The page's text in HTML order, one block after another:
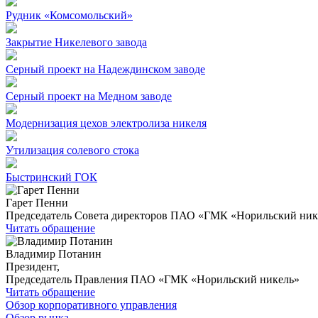
Рудник «Комсомольский»
Закрытие Никелевого завода
Серный проект на Надеждинском заводе
Серный проект на Медном заводе
Модернизация цехов электролиза никеля
Утилизация солевого стока
Быстринский ГОК
Гарет Пенни
Председатель Совета директоров ПАО «ГМК «Норильский
Читать обращение
Владимир Потанин
Президент,
Председатель Правления ПАО «ГМК «Норильский никель»
Читать обращение
Обзор корпоративного управления